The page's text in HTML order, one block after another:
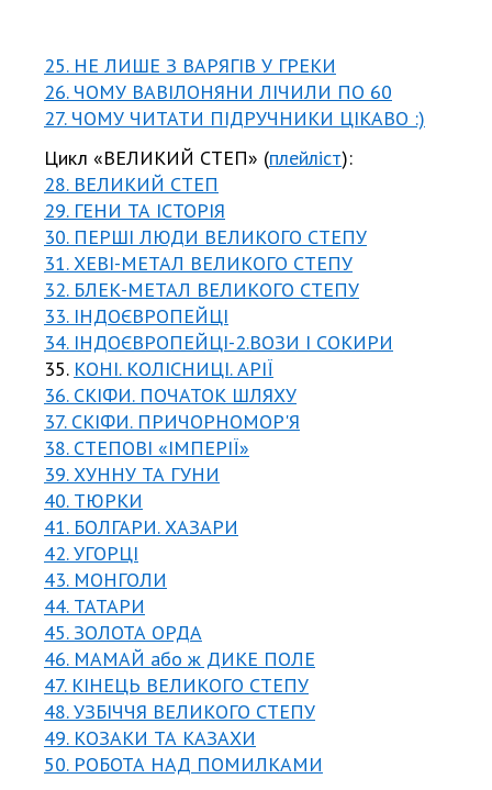
25. НЕ ЛИШЕ З ВАРЯГІВ У ГРЕКИ
26. ЧОМУ ВАВІЛОНЯНИ ЛІЧИЛИ ПО 60
27. ЧОМУ ЧИТАТИ ПІДРУЧНИКИ ЦІКАВО :)
Цикл «ВЕЛИКИЙ СТЕП» (плейліст):
28. ВЕЛИКИЙ СТЕП
29. ГЕНИ ТА ІСТОРІЯ
30. ПЕРШІ ЛЮДИ ВЕЛИКОГО СТЕПУ
31. ХЕВІ-МЕТАЛ ВЕЛИКОГО СТЕПУ
32. БЛЕК-МЕТАЛ ВЕЛИКОГО СТЕПУ
33. ІНДОЄВРОПЕЙЦІ
34. ІНДОЄВРОПЕЙЦІ-2.ВОЗИ І СОКИРИ
35. КОНІ. КОЛІСНИЦІ. АРІЇ
36. СКІФИ. ПОЧАТОК ШЛЯХУ
37. СКІФИ. ПРИЧОРНОМОР'Я
38. СТЕПОВІ «ІМПЕРІЇ»
39. ХУННУ ТА ГУНИ
40. ТЮРКИ
41. БОЛГАРИ. ХАЗАРИ
42. УГОРЦІ
43. МОНГОЛИ
44. ТАТАРИ
45. ЗОЛОТА ОРДА
46. МАМАЙ або ж ДИКЕ ПОЛЕ
47. КІНЕЦЬ ВЕЛИКОГО СТЕПУ
48. УЗБІЧЧЯ ВЕЛИКОГО СТЕПУ
49. КОЗАКИ ТА КАЗАХИ
50. РОБОТА НАД ПОМИЛКАМИ